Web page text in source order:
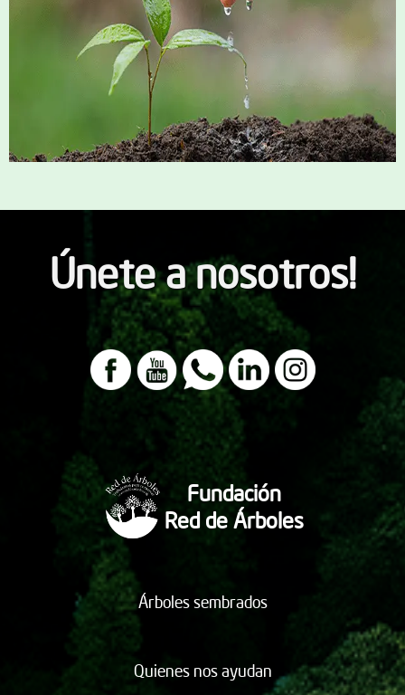
Únete a nosotros!
Fundación
Red de Árboles
Árboles sembrados
Quienes nos ayudan